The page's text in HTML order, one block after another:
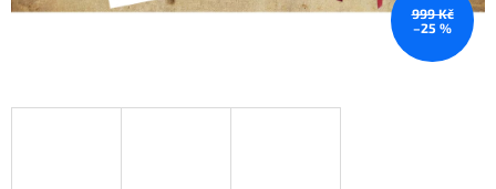
999 Kč
–25 %